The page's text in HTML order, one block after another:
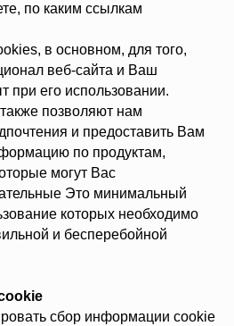
по каким ссылкам
в основном, для того,
веб-сайта и Ваш
при его использовании.
позволяют нам
и предоставить Вам
по продуктам,
могут Вас
Это минимальный
которых необходимо
и бесперебойной
сбор информации cookie